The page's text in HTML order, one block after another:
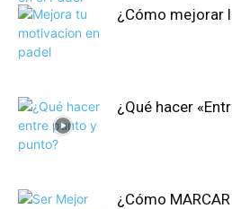
¿Cómo mejorar
¿Qué hacer
¿Cómo